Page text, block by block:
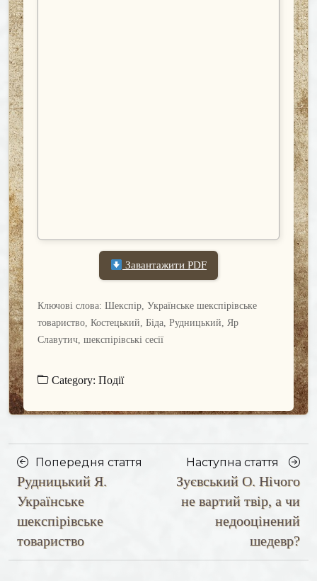
Завантажити PDF
Ключові слова: Шекспір, Українське шекспірівське
товариство, Костецький, Біда, Рудницький, Яр
Славутич, шекспірівські сесії
Category: Події
Posts
navigation
Попередня стаття
Попередня
стаття
Рудницький Я.
Українське
шекспірівське
товариство
Наступна стаття
стаття
Зуєвський О. Нічого
не вартий твір, а чи
недооцінений
шедевр?